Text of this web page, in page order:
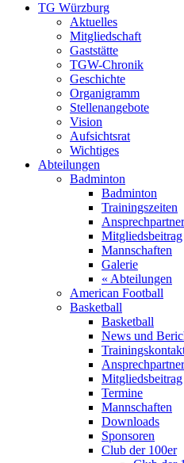
TG Würzburg
Aktuelles
Mitgliedschaft
Gaststätte
TGW-Chronik
Geschichte
Organigramm
Stellenangebote
Vision
Aufsichtsrat
Wichtiges
Abteilungen
Badminton
Badminton
Trainingszeiten
Ansprechpartner
Mitgliedsbeitrag
Mannschaften
Galerie
« Abteilungen
American Football
Basketball
Basketball
News und
Ansprechpartner
Mitgliedsbeitrag
Termine
Mannschaften
Downloads
Sponsoren
Club der 100er